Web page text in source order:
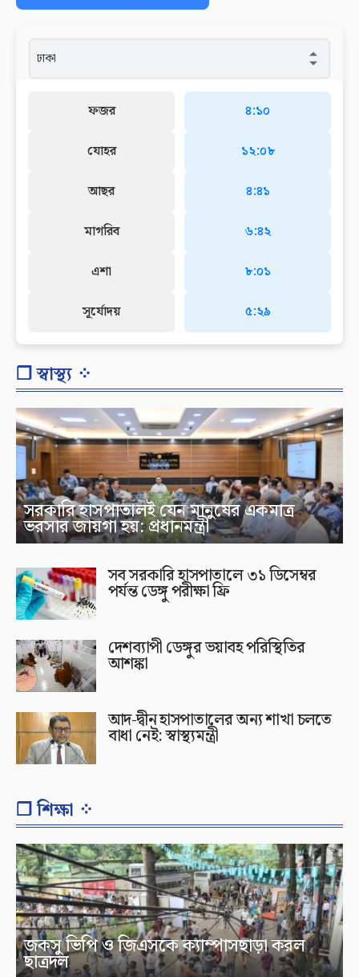
ফজর
যোহর
আছর
মাগরিব
এশা
সূর্যোদয়
৪:১০
১২:০৮
৪:৪১
৬:৪২
৮:০১
৫:২৯
❐ স্বাস্থ্য ⁘
সরকারি হাসপাতালই যেন মানুষের একমাত্র
ভরসার জায়গা হয়: প্রধানমন্ত্রী
সব সরকারি হাসপাতালে ৩১ ডিসেম্বর
পর্যন্ত ডেঙ্গু পরীক্ষা ফ্রি
দেশব্যাপী ডেঙ্গুর ভয়াবহ পরিস্থিতির
আশঙ্কা
আদ-দ্বীন হাসপাতালের অন্য শাখা চলতে
বাধা নেই: স্বাস্থ্যমন্ত্রী
❐ শিক্ষা ⁘
জকসু ভিপি ও জিএসকে ক্যাম্পাসছাড়া করল
ছাত্রদল